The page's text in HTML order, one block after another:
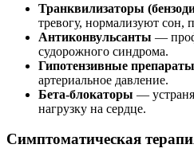
Транквилизаторы
тревогу, нормализуют сон,
Антиконвульсанты —
судорожного синдрома.
Гипотензивные препараты
артериальное давление.
Бета-блокаторы —
нагрузку на сердце.
Симптоматическая